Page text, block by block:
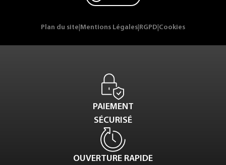
Plan du site Mentions Légales RGPD Cookies
PAIEMENT
SÉCURISÉ
OUVERTURE RAPIDE